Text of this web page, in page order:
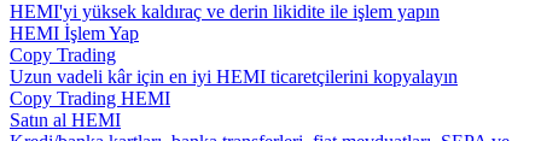
Bilgi
Ticaret bilgileri vb. dahil olmak üzere büyük veri analizi.
HEMI'yi yüksek kaldıraç ve derin likidite ile işlem yapın
HEMI İşlem Yap
Copy Trading
Uzun vadeli kâr için en iyi HEMI ticaretçilerini kopyalayın
Copy Trading HEMI
Satın al HEMI